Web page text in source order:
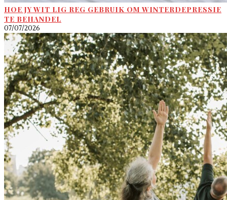
HOE JY WIT LIG REG GEBRUIK OM WINTERDEPRESSIE
TE BEHANDEL
07/07/2026